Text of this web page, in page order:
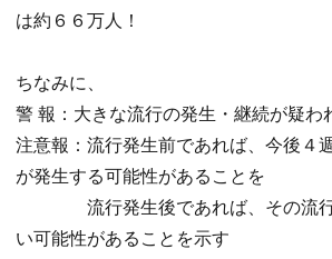
は約６６万人！
ちなみに、
警 報：大きな流行の発生・継続が疑わ
注意報：流行発生前であれば、今後４
が発生する可能性があることを
流行発生後であれば、その流行
い可能性があることを示す